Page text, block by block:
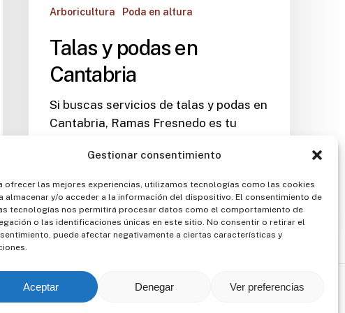
Gestionar consentimiento
ofrecer las mejores experiencias, utilizamos tecnologías como las cookies
almacenar y/o acceder a la información del dispositivo. El consentimiento de
tecnologías nos permitirá procesar datos como el comportamiento de
o las identificaciones únicas en este sitio. No consentir o retirar el
puede afectar negativamente a ciertas características y
Aceptar Denegar Ver preferencias
Arboricultura Poda en altura
Talas y podas en
Cantabria
Si buscas servicios de talas y podas en
Cantabria, Ramas Fresnedo es tu
4 de marzo de 2025
© RAMAS 2026
. Todos los derechos